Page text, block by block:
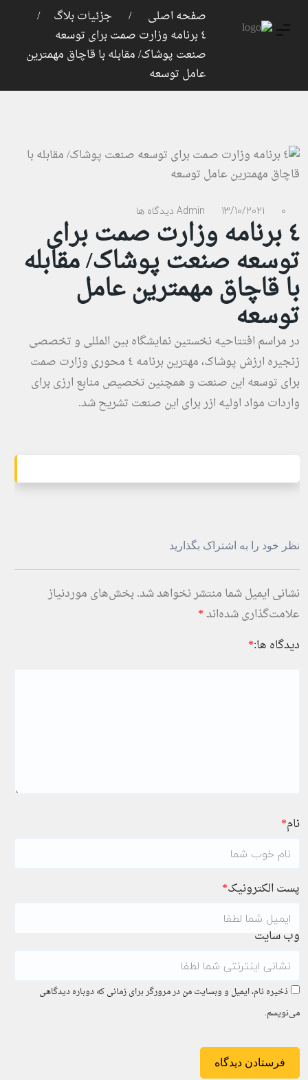
ورود ثبت نام صفحه اصلی
جزئیات بلاگ
٤ برنامه وزارت صمت برای توسعه
صنعت پوشاک/ مقابله با قاچاق مهمترین
عامل توسعه
Admin 13/10/2021 0 دیدگاه ها
٤ برنامه وزارت صمت برای
توسعه صنعت پوشاک/ مقابله
با قاچاق مهمترین عامل
توسعه
در مراسم افتتاحیه نخستین نمایشگاه بین المللی و تخصصی
زنجیره ارزش پوشاک، مهترین برنامه ٤ محوری وزارت صمت
برای توسعه این صنعت و همچنین تخصیص منابع ارزی برای
واردات مواد اولیه ازر برای این صنعت تشریح شد.
نظر خود را به اشتراک بگذارید
نشانی ایمیل شما منتشر نخواهد شد. بخش‌های موردنیاز
علامت‌گذاری شده‌اند*
دیدگاه ها:*
نام*
پست الکترونیک*
وب سایت
ذخیره نام، ایمیل و وبسایت من در مرورگر برای زمانی که دوباره دیدگاهی
می‌نویسم.